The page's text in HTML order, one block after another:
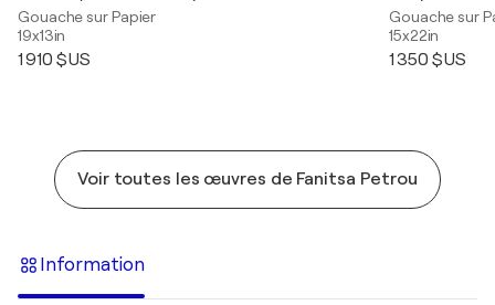
Gouache sur Papier
19x13in
1 910 $US
Gouache sur
15x22in
1 350 $US
Voir toutes les œuvres de Fanitsa Petrou
Information